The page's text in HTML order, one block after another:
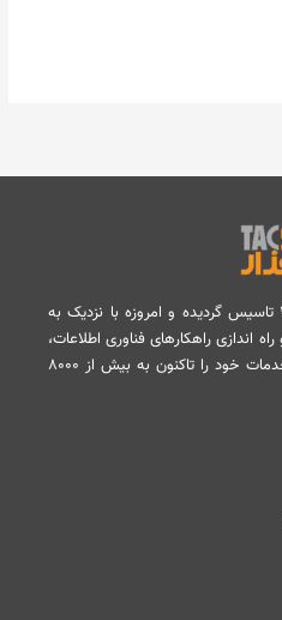
شرکت مهندسی تذروافزار در سال ۱۳۷۶ تاسیس گردیده و امروزه با نزدیک به
اندازی راهکارهای فناوری اطلاعات،
افتخار دارد که محصولات، راهکارها و خدمات خود را تاکنون به بیش از ۸۰۰۰